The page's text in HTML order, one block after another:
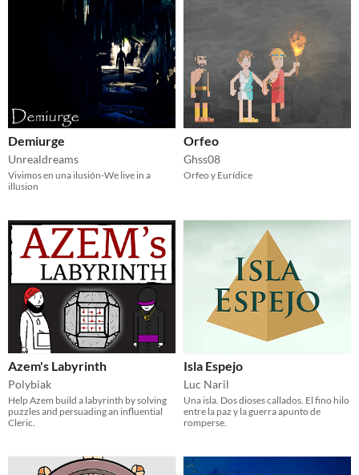
Demiurge
Unrealdreams
Vivimos en una ilusión-We live in a
illusion
Orfeo
Ghss08
Orfeo y Eurídice
Azem's Labyrinth
Polybiak
Help Azem build a labyrinth by solving
puzzles and persuading an influential
Cleric.
Isla Espejo
Luc Naril
Una isla. Dos dioses callados. El fino hilo
entre la paz y la guerra apunto de
romperse.